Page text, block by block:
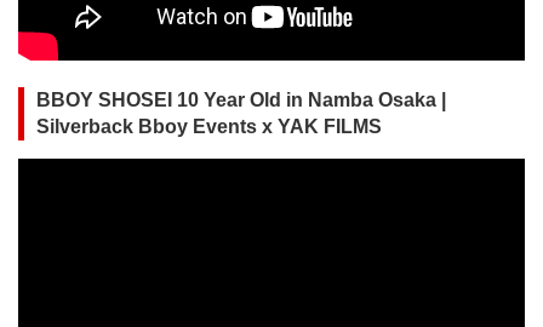
BBOY SHOSEI 10 Year Old in Namba Osaka |
Silverback Bboy Events x YAK FILMS